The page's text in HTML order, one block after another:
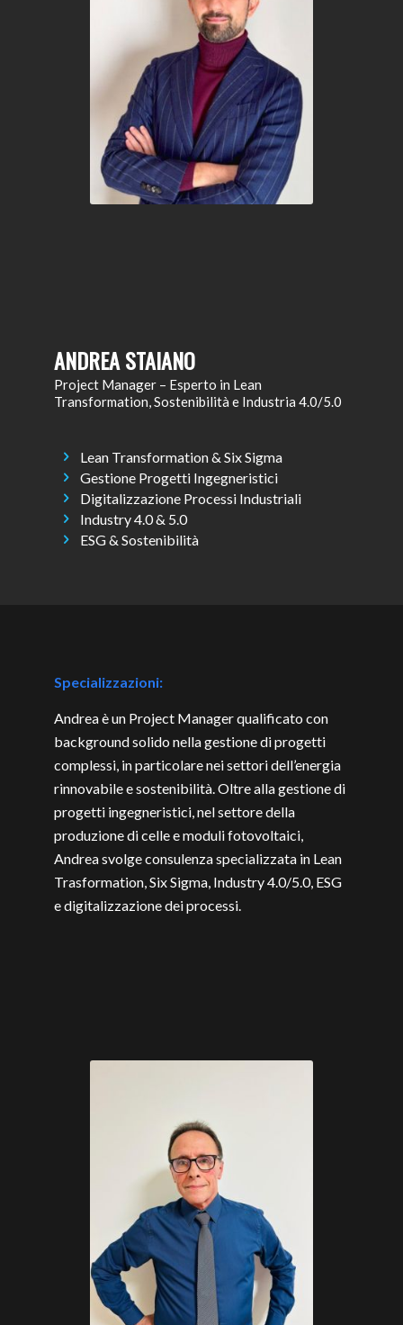
ANDREA STAIANO
Project Manager – Esperto in Lean
Transformation, Sostenibilità e Industria 4.0/5.0
Lean Transformation & Six Sigma
Gestione Progetti Ingegneristici
Digitalizzazione Processi Industriali
Industry 4.0 & 5.0
ESG & Sostenibilità
Specializzazioni:
Andrea è un Project Manager qualificato con
background solido nella gestione di progetti
complessi, in particolare nei settori dell’energia
rinnovabile e sostenibilità. Oltre alla gestione di
progetti ingegneristici, nel settore della
produzione di celle e moduli fotovoltaici,
Andrea svolge consulenza specializzata in Lean
Trasformation, Six Sigma, Industry 4.0/5.0, ESG
e digitalizzazione dei processi.